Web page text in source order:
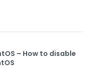
– How to disable